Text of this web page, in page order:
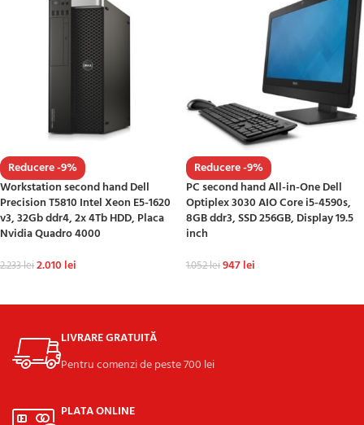
Reducere -9%
Workstation second hand Dell
Precision T5810 Intel Xeon E5-1620
v3, 32Gb ddr4, 2x 4Tb HDD, Placa
Nvidia Quadro 4000
2.233lei2.010 lei
Reducere -9%
PC second hand All-in-One Dell
Optiplex 3030 AIO Core i5-4590s,
8GB ddr3, SSD 256GB, Display 19.5
inch
1.052lei947lei
LIVRARE GRATUITĂ
Pentru comenzi de peste 700 lei
PLATA ONLINE